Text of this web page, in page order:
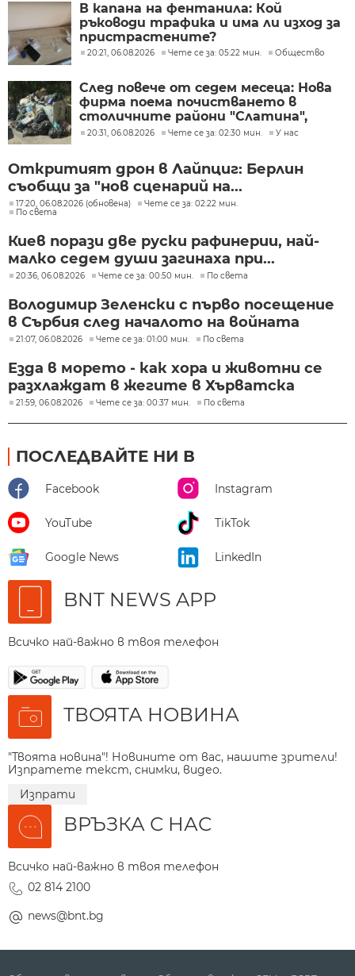
В капана на фентанила: Кой
ръководи трафика и има ли изход за
пристрастените?
20:21, 06.08.2026 Чете се за: 05:22 мин. Общество
След повече от седем месеца: Нова
фирма поема почистването в
столичните райони "Слатина",
"Подуяне" и "Изгрев"
20:31, 06.08.2026 Чете се за: 02:30 мин. У нас
Откритият дрон в Лайпциг: Берлин
съобщи за "нов сценарий на...
17:20, 06.08.2026 (обновена)
Чете се за: 02:22 мин.
По света
Киев порази две руски рафинерии, най-
малко седем души загинаха при...
20:36, 06.08.2026 Чете се за: 00:50 мин. По света
Володимир Зеленски с първо посещение
в Сърбия след началото на войната
21:07, 06.08.2026 Чете се за: 01:00 мин. По света
Езда в морето - как хора и животни се
разхлаждат в жегите в Хърватска
21:59, 06.08.2026 Чете се за: 00:37 мин. По света
ПОСЛЕДВАЙТЕ НИ В
Facebook Instagram
YouTube TikTok
Google News LinkedIn
BNT NEWS APP
Всичко най-важно в твоя телефон
ТВОЯТА НОВИНА
"Твоята новина"! Новините от вас, нашите зрители!
Изпратете текст, снимки, видео.
Изпрати
ВРЪЗКА С НАС
Всичко най-важно в твоя телефон
02 814 2100
news@bnt.bg